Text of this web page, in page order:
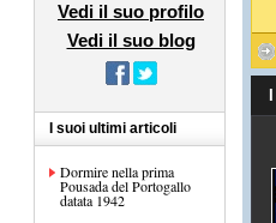
Vedi il suo profilo
Vedi il suo blog
I suoi ultimi articoli
Dormire nella prima
Pousada del Portogallo
datata 1942